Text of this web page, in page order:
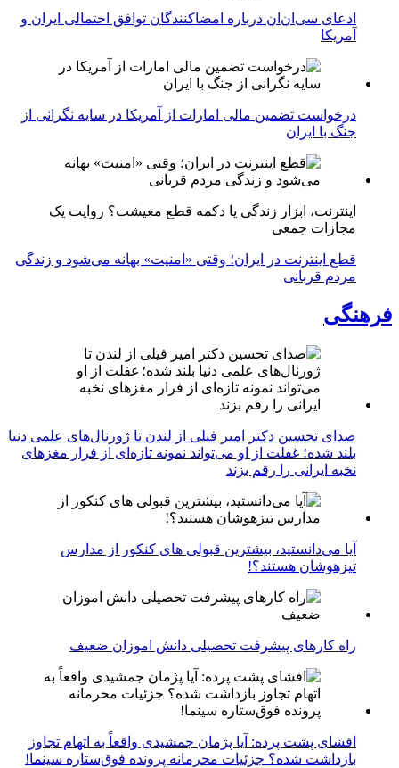
ادعای سی‌ان‌ان درباره امضاکنندگان توافق احتمالی ایران و
آمریکا
درخواست تضمین مالی امارات از آمریکا در سایه نگرانی از
جنگ با ایران
اینترنت، ابزار زندگی یا دکمه قطع معیشت؟ روایت یک
مجازات جمعی
قطع اینترنت در ایران؛ وقتی «امنیت» بهانه می‌شود و زندگی
مردم قربانی
فرهنگی
صدای تحسین دکتر امیر فیلی از لندن تا ژورنال‌های علمی دنیا
بلند شده؛ غفلت از او می‌تواند نمونه تازه‌ای از فرار مغزهای
نخبه ایرانی را رقم بزند
آیا می‌دانستید، بیشترین قبولی های کنکور از مدارس
تیزهوشان هستند؟!
راه کارهای پیشرفت تحصیلی دانش اموزان ضعیف
افشای پشت پرده: آیا پژمان جمشیدی واقعاً به اتهام تجاوز
بازداشت شده؟ جزئیات محرمانه پرونده فوق‌ستاره سینما!